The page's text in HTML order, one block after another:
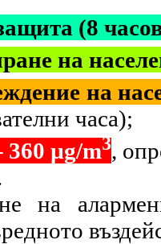
(8
на
на
часа);
µg/m3,
на